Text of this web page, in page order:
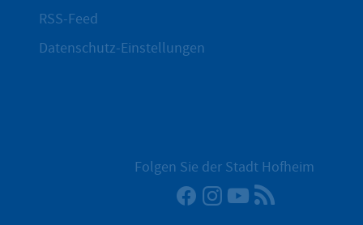
RSS-Feed
Datenschutz-Einstellungen
Folgen Sie der Stadt Hofheim
Facebook
Instagram
YouTube